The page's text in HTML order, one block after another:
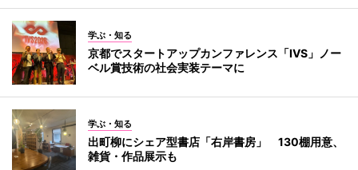
学ぶ・知る
京都でスタートアップカンファレンス「IVS」ノー
ベル賞技術の社会実装テーマに
学ぶ・知る
出町柳にシェア型書店「右岸書房」 130棚用意、
雑貨・作品展示も